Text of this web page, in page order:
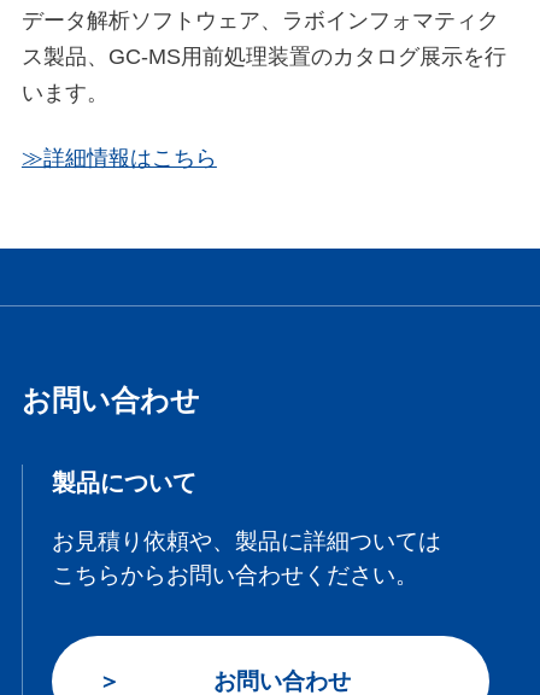
データ解析ソフトウェア、ラボインフォマティク
ス製品、GC-MS用前処理装置のカタログ展示を行
います。
≫詳細情報はこちら
お問い合わせ
製品について
お見積り依頼や、製品に詳細ついては
こちらからお問い合わせください。
お問い合わせ